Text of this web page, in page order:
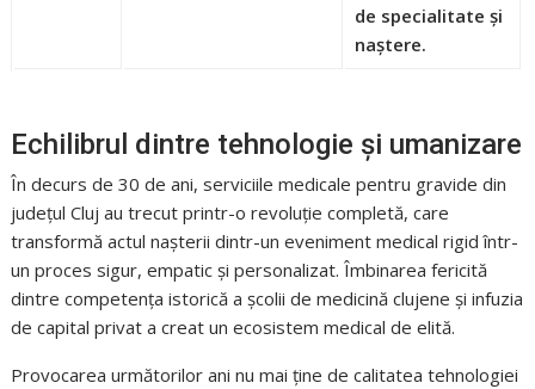
de specialitate și
naștere.
Echilibrul dintre tehnologie și umanizare
În decurs de 30 de ani, serviciile medicale pentru gravide din
județul Cluj au trecut printr-o revoluție completă, care
transformă actul nașterii dintr-un eveniment medical rigid într-
un proces sigur, empatic și personalizat. Îmbinarea fericită
dintre competența istorică a școlii de medicină clujene și infuzia
de capital privat a creat un ecosistem medical de elită.
Provocarea următorilor ani nu mai ține de calitatea tehnologiei